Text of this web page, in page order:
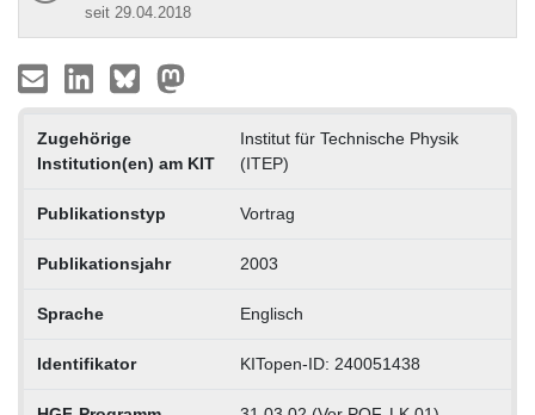
seit 29.04.2018
Zugehörige
Institution(en) am KIT
Institut für Technische Physik
(ITEP)
Publikationstyp Vortrag
Publikationsjahr 2003
Sprache Englisch
Identifikator KITopen-ID: 240051438